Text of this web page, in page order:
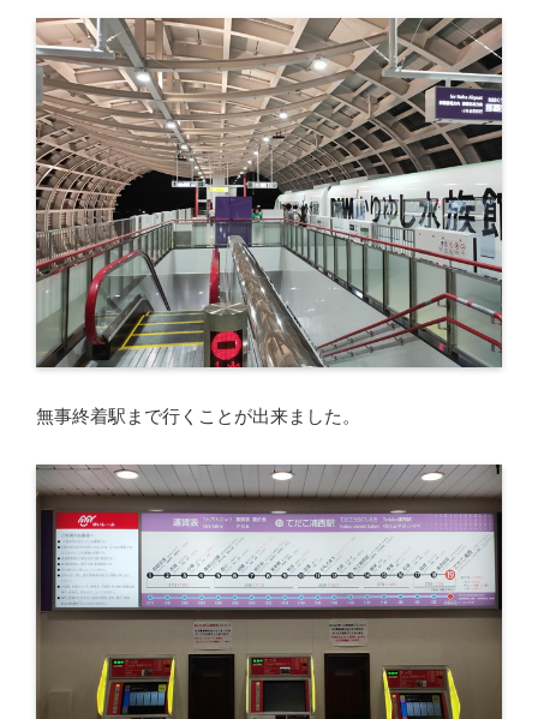
無事終着駅まで行くことが出来ました。